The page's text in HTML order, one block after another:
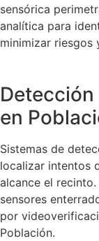
sensórica
analítica para
minimizar riesgos
en
Sistemas de
localizar intentos
alcance el
sensores
por
Población.